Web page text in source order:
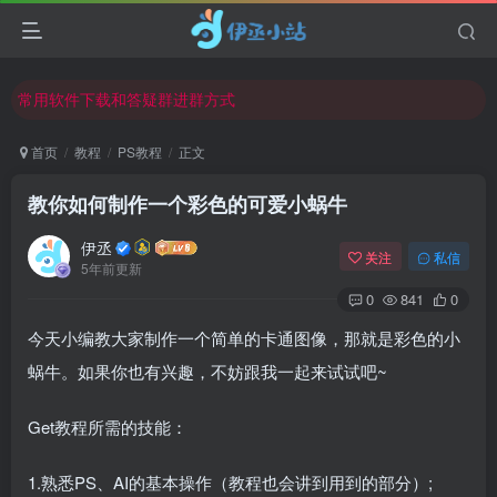
欢迎反馈网站中存在的问题和建议！
常用软件下载和答疑群进群方式
欢迎访问伊丞小站！
首页 教程 PS教程 正文
教你如何制作一个彩色的可爱小蜗牛
伊丞
5年前更新
关注 私信
0 841 0
今天小编教大家制作一个简单的卡通图像，那就是彩色的小
蜗牛。如果你也有兴趣，不妨跟我一起来试试吧~
Get教程所需的技能：
1.熟悉PS、AI的基本操作（教程也会讲到用到的部分）;